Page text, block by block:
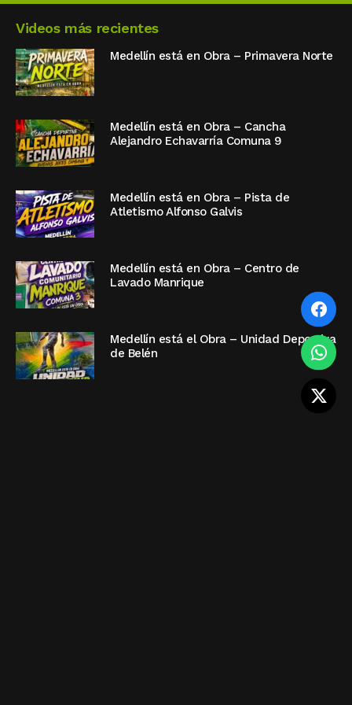
Videos más recientes
Medellín está en Obra – Primavera Norte
Medellín está en Obra – Cancha
Alejandro Echavarría Comuna 9
Medellín está en Obra – Pista de
Atletismo Alfonso Galvis
Medellín está en Obra – Centro de
Lavado Manrique
Medellín está el Obra – Unidad Deportiva
de Belén